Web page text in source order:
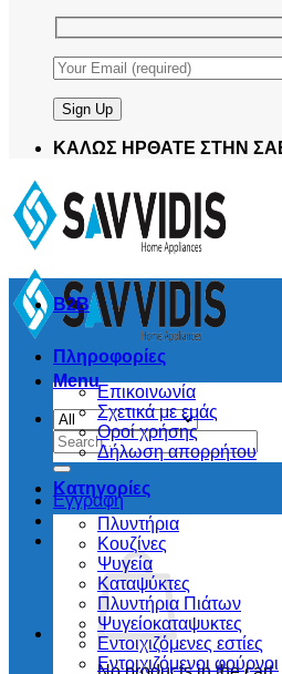
ΚΑΛΩΣ ΗΡΘΑΤΕ ΣΤΗΝ
Menu
Search
for:
Εγγραφή
B2B
Πληροφορίες
Επικοινωνία
Σχετικά με εμάς
Οροί χρήσης
Δήλωση απορρήτου
Κατηγορίες
Πλυντήρια
Κουζίνες
Ψυγεία
Καταψύκτες
Πλυντήρια Πιάτων
Ψυγείοκαταψυκτες
Εντοιχιζόμενες εστίες
Εντοιχιζόμενοι φούρνοι